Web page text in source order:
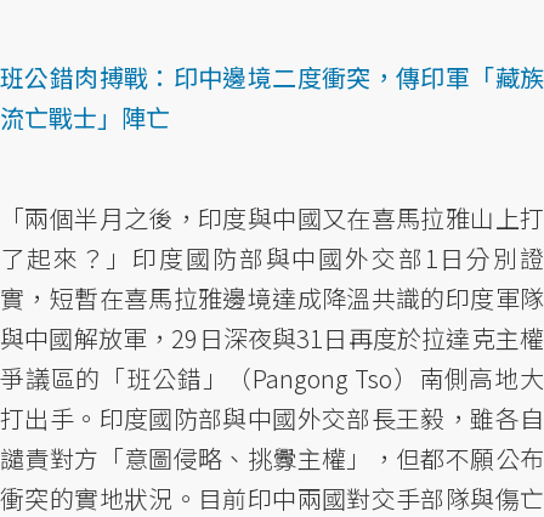
班公錯肉搏戰：印中邊境二度衝突，傳印軍「藏族
流亡戰士」陣亡
「兩個半月之後，印度與中國又在喜馬拉雅山上打
了起來？」印度國防部與中國外交部1日分別證
實，短暫在喜馬拉雅邊境達成降溫共識的印度軍隊
與中國解放軍，29日深夜與31日再度於拉達克主權
爭議區的「班公錯」（Pangong Tso）南側高地大
打出手。印度國防部與中國外交部長王毅，雖各自
譴責對方「意圖侵略、挑釁主權」，但都不願公布
衝突的實地狀況。目前印中兩國對交手部隊與傷亡